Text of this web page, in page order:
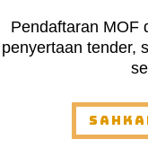
Pendaftaran MOF
penyertaan tender,